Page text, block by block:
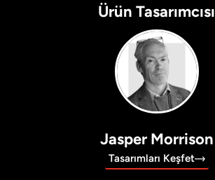
Ürün Tasarımcısı
Jasper Morrison
Tasarımları Keşfet